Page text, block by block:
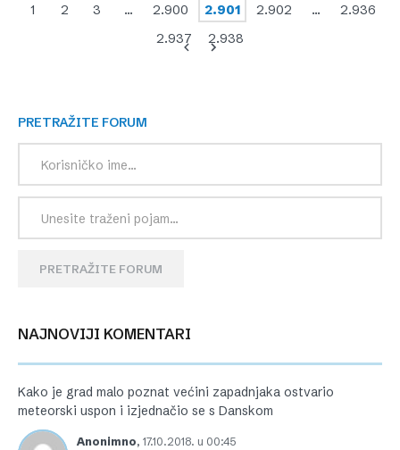
1 2 3 … 2.900 2.901 2.902 …
2.936
2.937
2.938
PRETRAŽITE FORUM
PRETRAŽITE FORUM
NAJNOVIJI KOMENTARI
Kako je grad malo poznat većini zapadnjaka ostvario
meteorski uspon i izjednačio se s Danskom
Anonimno, 17.10.2018. u 00:45